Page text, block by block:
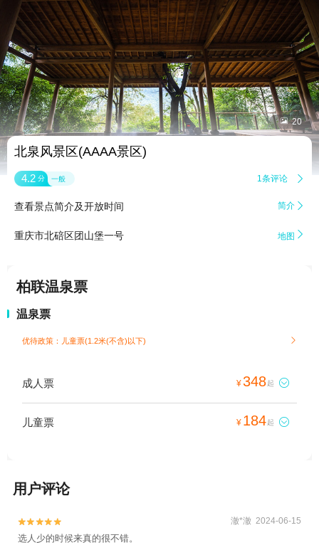
 20
北泉风景区(AAAA景区)
4.2 分 一般 1条评论 
查看景点简介及开放时间 简介 
重庆市北碚区团山堡一号 地图 
柏联温泉票
温泉票
优待政策：儿童票(1.2米(不含)以下) 
成人票 ¥348起 
儿童票 ¥ 184起 
用户评论

 澈*澈 2024-06-15
选人少的时候来真的很不错。
